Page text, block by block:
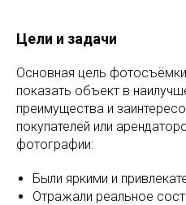
Цели и задачи
Основная цель
показать объект в
преимущества и
покупателей или
фотографии:
Были яркими и
Отражали реальное